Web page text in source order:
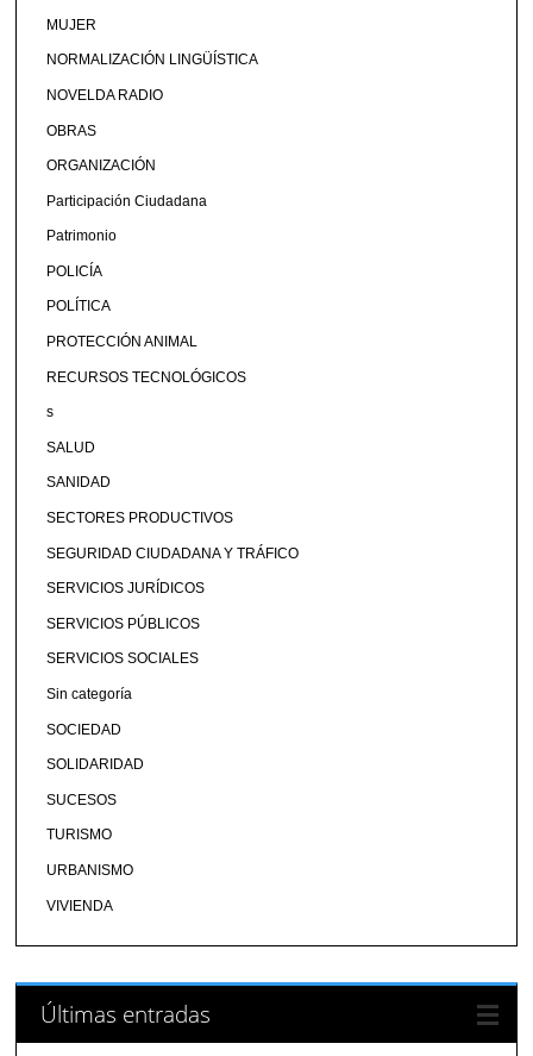
MUJER
NORMALIZACIÓN LINGÜÍSTICA
NOVELDA RADIO
OBRAS
ORGANIZACIÓN
Participación Ciudadana
Patrimonio
POLICÍA
POLÍTICA
PROTECCIÓN ANIMAL
RECURSOS TECNOLÓGICOS
s
SALUD
SANIDAD
SECTORES PRODUCTIVOS
SEGURIDAD CIUDADANA Y TRÁFICO
SERVICIOS JURÍDICOS
SERVICIOS PÚBLICOS
SERVICIOS SOCIALES
Sin categoría
SOCIEDAD
SOLIDARIDAD
SUCESOS
TURISMO
URBANISMO
VIVIENDA
Últimas entradas